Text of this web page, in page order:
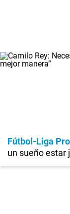
Fútbol-Liga
un sueño estar